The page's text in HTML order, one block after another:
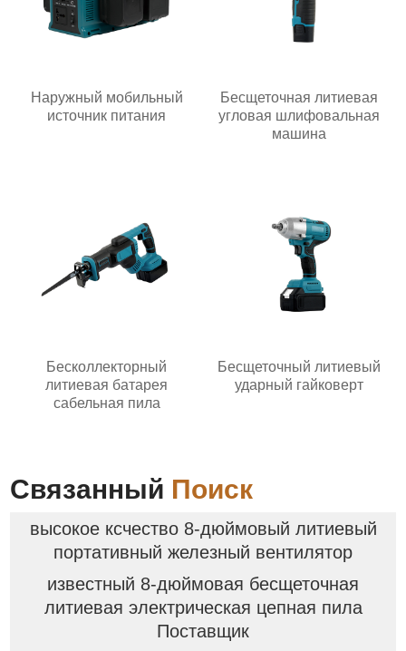
Наружный мобильный
источник питания
Бесщеточная литиевая
угловая шлифовальная
машина
Бесколлекторный
литиевая батарея
сабельная пила
Бесщеточный литиевый
ударный гайковерт
Связанный Поиск
высокое ксчество 8-дюймовый литиевый
портативный железный вентилятор
известный 8-дюймовая бесщеточная
литиевая электрическая цепная пила
Поставщик